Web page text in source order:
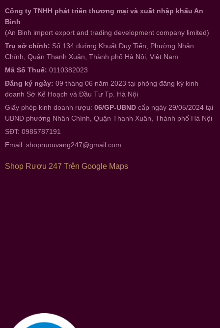
Công ty TNHH phát triển thương mại và xuất nhập khẩu An
Bình
(An Binh import export and trading development company limited)
Trụ sở chính: Số 134 đường Khuất Duy Tiến, Phường Nhân
Chính, Quận Thanh Xuân, Thành phố Hà Nội, Việt Nam
Mã Số Thuế: 0110382023
Đăng ký ngày: 09 tháng 06 năm 2023 tại phòng đăng ký kinh
doanh Sở Kế Hoạch và Đầu Tư Tp. Hà Nội
Giấy phép kinh doanh rượu: 06/GP-UBND cấp ngày 29/05/2024 tại
UBND phường Nhân Chính, Quận Thanh Xuân, Thành phố Hà Nội
SĐT: 0985787191
Email: shopruouvang247@gmail.com
Shop Rượu 247 Trên Google Maps